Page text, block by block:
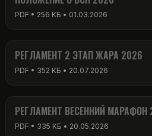
ПОЛОЖЕНИЕ О ВСП 2026
РЕГЛАМЕНТ 2 ЭТАП ЖАРА 2026
РЕГЛАМЕНТ ВЕСЕННИЙ МАРАФОН